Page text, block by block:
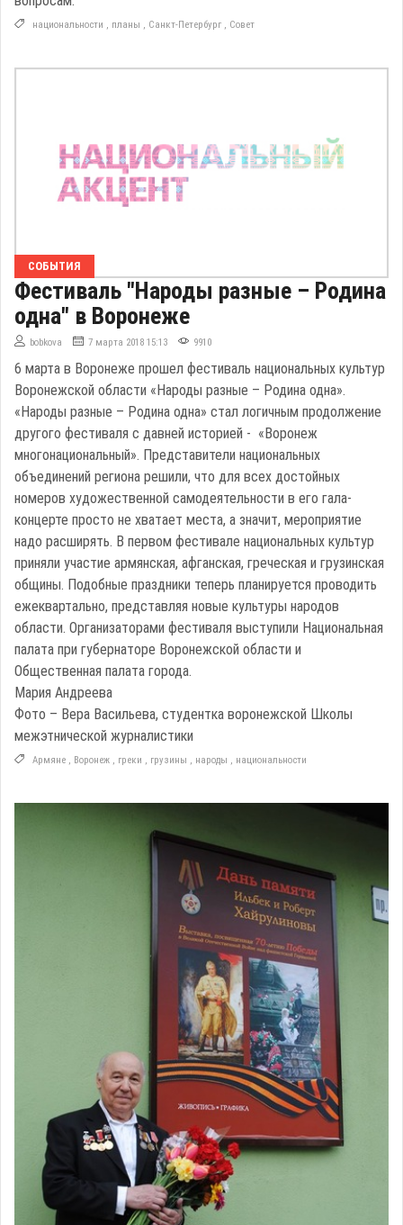
национальности , планы , Санкт-Петербург , Совет
СОБЫТИЯ
Фестиваль "Народы разные – Родина
одна" в Воронеже
bobkova 7 марта 2018 15:13 9910
6 марта в Воронеже прошел фестиваль национальных культур
Воронежской области «Народы разные – Родина одна».
«Народы разные – Родина одна» стал логичным продолжение
другого фестиваля с давней историей - «Воронеж
многонациональный». Представители национальных
объединений региона решили, что для всех достойных
номеров художественной самодеятельности в его гала-
концерте просто не хватает места, а значит, мероприятие
надо расширять. В первом фестивале национальных культур
приняли участие армянская, афганская, греческая и грузинская
общины. Подобные праздники теперь планируется проводить
ежеквартально, представляя новые культуры народов
области. Организаторами фестиваля выступили Национальная
палата при губернаторе Воронежской области и
Общественная палата города.
Мария Андреева
Фото – Вера Васильева, студентка воронежской Школы
межэтнической журналистики
Армяне , Воронеж , греки , грузины , народы , национальности